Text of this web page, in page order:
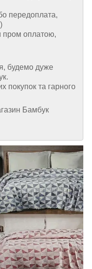
передоплата,
пром оплатою,
будемо дуже
покупок та гарного
Бамбук